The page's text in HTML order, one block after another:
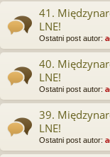
41.
LNE!
Ostatni post autor:
40.
LNE!
Ostatni post autor:
39.
LNE!
Ostatni post autor: